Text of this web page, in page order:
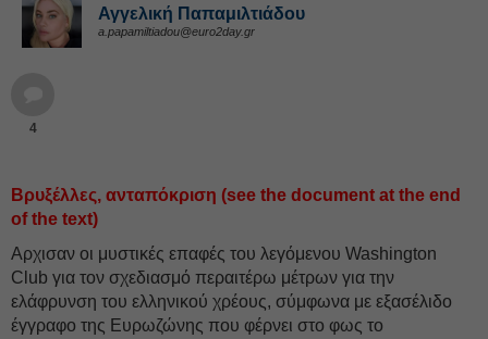
Αγγελική Παπαμιλτιάδου
a.papamiltiadou@euro2day.gr
4
Βρυξέλλες, ανταπόκριση (see the document at the end
of the text)
Αρχισαν οι μυστικές επαφές του λεγόμενου Washington
Club για τον σχεδιασμό περαιτέρω μέτρων για την
ελάφρυνση του ελληνικού χρέους, σύμφωνα με εξασέλιδο
έγγραφο της Ευρωζώνης που φέρνει στο φως το